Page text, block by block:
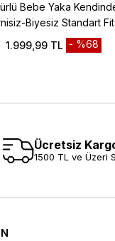
Biyesiz Standart
1.999,99 TL %68
Ücretsiz
1500 TL ve Üzeri